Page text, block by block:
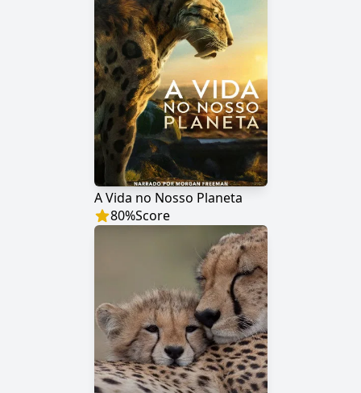
A Vida no Nosso Planeta
80%Score